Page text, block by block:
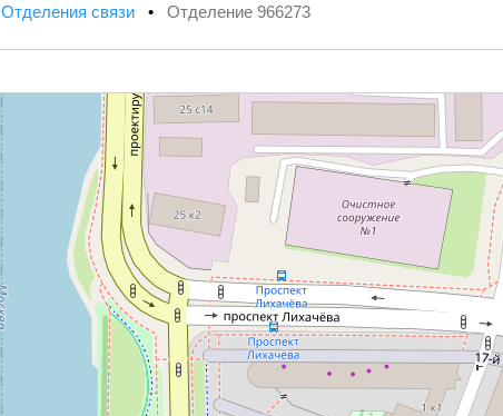
Отделения связи • Отделение 966273